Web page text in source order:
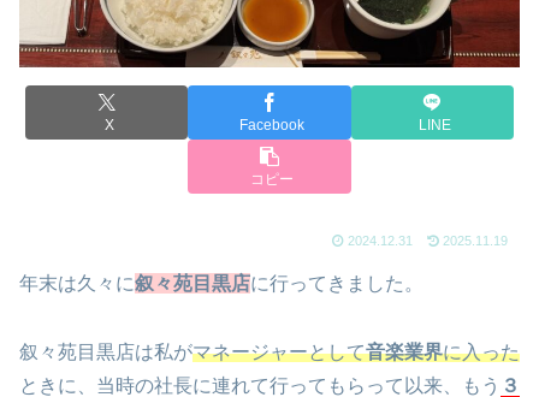
X Facebook LINE
コピー
2024.12.31 2025.11.19
年末は久々に叙々苑目黒店に行ってきました。
叙々苑目黒店は私がマネージャーとして音楽業界に入った
ときに、当時の社長に連れて行ってもらって以来、もう ３